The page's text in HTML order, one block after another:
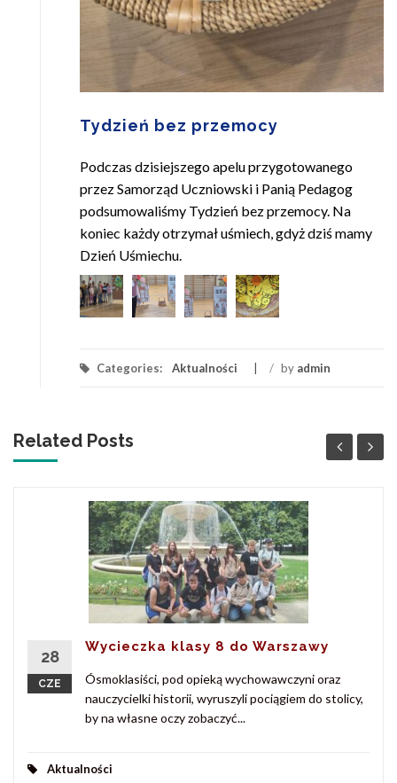
Tydzień bez przemocy
Podczas dzisiejszego apelu przygotowanego
przez Samorząd Uczniowski i Panią Pedagog
podsumowaliśmy Tydzień bez przemocy. Na
koniec każdy otrzymał uśmiech, gdyż dziś mamy
Dzień Uśmiechu.
Categories: Aktualności / by admin
Related Posts
28
CZE
Wycieczka klasy 8 do Warszawy
Ósmoklasiści, pod opieką wychowawczyni oraz
nauczycielki historii, wyruszyli pociągiem do stolicy,
by na własne oczy zobaczyć...
Aktualności